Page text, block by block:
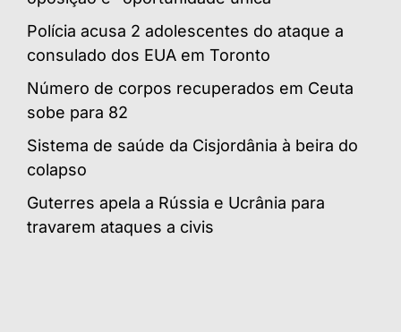
Polícia acusa 2 adolescentes do ataque a
consulado dos EUA em Toronto
Número de corpos recuperados em Ceuta
sobe para 82
Sistema de saúde da Cisjordânia à beira do
colapso
Guterres apela a Rússia e Ucrânia para
travarem ataques a civis